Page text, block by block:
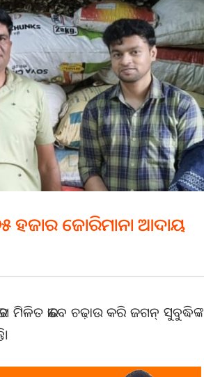
ହଜାର ଜୋରିମାନା ଆଦାୟ
ମିଳିତ ଭାବେ ଚଢ଼ାଉ କରି ଜଗନ୍ ସୁବୁଦ୍ଧିଙ୍କ